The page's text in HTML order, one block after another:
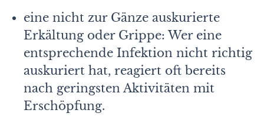
eine nicht zur Gänze auskurierte
Erkältung oder Grippe: Wer eine
entsprechende Infektion nicht richtig
auskuriert hat, reagiert oft bereits
nach geringsten Aktivitäten mit
Erschöpfung.